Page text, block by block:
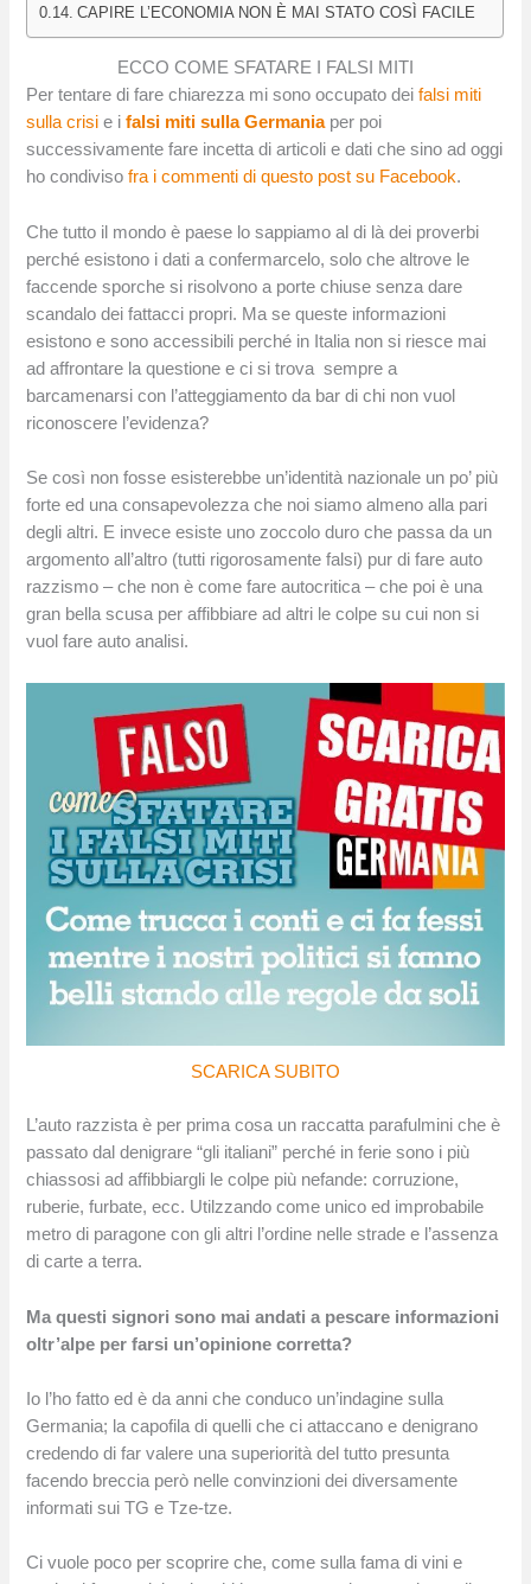
CAPIRE L’ECONOMIA NON È MAI STATO COSÌ FACILE
ECCO COME SFATARE I FALSI MITI
Per tentare di fare chiarezza mi sono occupato deifalsi miti
sulla crisi e ifalsi miti sulla Germaniaper poi
successivamente fare incetta di articoli e dati che sino ad oggi
ho condivisofra i commenti di questo post su Facebook.
Che tutto il mondo è paese lo sappiamo al di là dei proverbi
perché esistono i dati a confermarcelo, solo che altrove le
faccende sporche si risolvono a porte chiuse senza dare
scandalo dei fattacci propri. Ma se queste informazioni
esistono e sono accessibili perché in Italia non si riesce mai
ad affrontare la questione e ci si trova sempre a
barcamenarsi con l’atteggiamento da bar di chi non vuol
riconoscere l’evidenza?
Se così non fosse esisterebbe un’identità nazionale un po’ più
forte ed una consapevolezza che noi siamo almeno alla pari
degli altri. E invece esiste uno zoccolo duro che passa da un
argomento all’altro (tutti rigorosamente falsi) pur di fare auto
razzismo – che non è come fare autocritica – che poi è una
gran bella scusa per affibbiare ad altri le colpe su cui non si
vuol fare auto analisi.
SCARICA SUBITO
L’auto razzista è per prima cosa un raccatta parafulmini che è
passato dal denigrare “gli italiani” perché in ferie sono i più
chiassosi ad affibbiargli le colpe più nefande: corruzione,
ruberie, furbate, ecc. Utilzzando come unico ed improbabile
metro di paragone con gli altri l’ordine nelle strade e l’assenza
di carte a terra.
Ma questi signori sono mai andati a pescare informazioni
oltr’alpe per farsi un’opinione corretta?
Io l’ho fatto ed è da anni che conduco un’indagine sulla
Germania; la capofila di quelli che ci attaccano e denigrano
credendo di far valere una superiorità del tutto presunta
facendo breccia però nelle convinzioni dei diversamente
informati sui TG e Tze-tze.
Ci vuole poco per scoprire che, come sulla fama di vini e